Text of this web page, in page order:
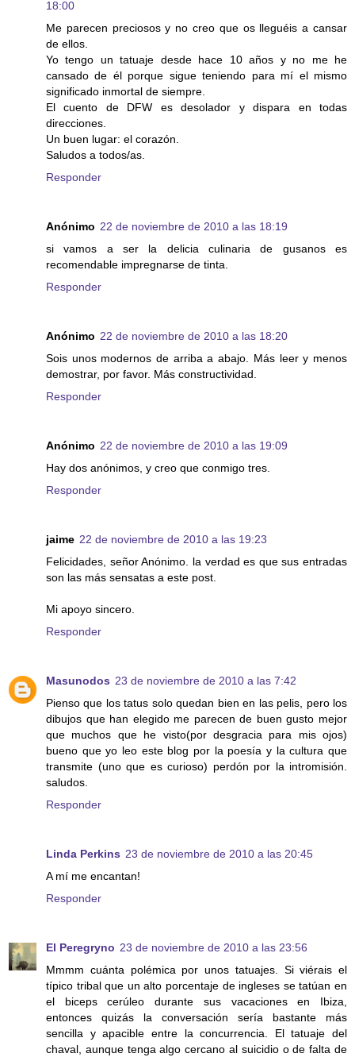
18:00
Me parecen preciosos y no creo que os lleguéis a cansar
de ellos.
Yo tengo un tatuaje desde hace 10 años y no me he
cansado de él porque sigue teniendo para mí el mismo
significado inmortal de siempre.
El cuento de DFW es desolador y dispara en todas
direcciones.
Un buen lugar: el corazón.
Saludos a todos/as.
Responder
Anónimo 22 de noviembre de 2010 a las 18:19
si vamos a ser la delicia culinaria de gusanos es
recomendable impregnarse de tinta.
Responder
Anónimo 22 de noviembre de 2010 a las 18:20
Sois unos modernos de arriba a abajo. Más leer y menos
demostrar, por favor. Más constructividad.
Responder
Anónimo 22 de noviembre de 2010 a las 19:09
Hay dos anónimos, y creo que conmigo tres.
Responder
jaime 22 de noviembre de 2010 a las 19:23
Felicidades, señor Anónimo. la verdad es que sus entradas
son las más sensatas a este post.
Mi apoyo sincero.
Responder
Masunodos 23 de noviembre de 2010 a las 7:42
Pienso que los tatus solo quedan bien en las pelis, pero los
dibujos que han elegido me parecen de buen gusto mejor
que muchos que he visto(por desgracia para mis ojos)
bueno que yo leo este blog por la poesía y la cultura que
transmite (uno que es curioso) perdón por la intromisión.
saludos.
Responder
Linda Perkins 23 de noviembre de 2010 a las 20:45
A mí me encantan!
Responder
El Peregryno 23 de noviembre de 2010 a las 23:56
Mmmm cuánta polémica por unos tatuajes. Si viérais el
típico tribal que un alto porcentaje de ingleses se tatúan en
el biceps cerúleo durante sus vacaciones en Ibiza,
entonces quizás la conversación sería bastante más
sencilla y apacible entre la concurrencia. El tatuaje del
chaval, aunque tenga algo cercano al suicidio o de falta de